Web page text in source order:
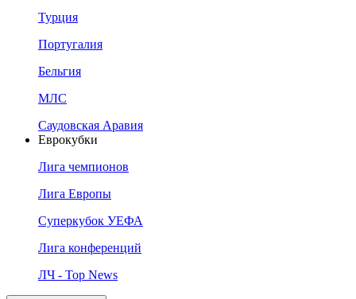
Турция
Португалия
Бельгия
МЛС
Саудовская Аравия
Еврокубки
Лига чемпионов
Лига Европы
Суперкубок УЕФА
Лига конференций
ЛЧ - Top News